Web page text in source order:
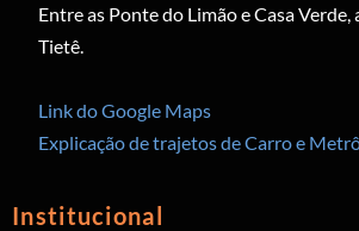
Entre as Ponte do Limão e Casa Verde,
Tietê.
Link do Google Maps
Explicação de trajetos de Carro e
Institucional